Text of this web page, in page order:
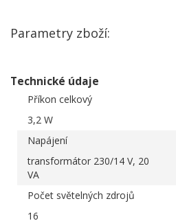
Parametry zboží:
Technické údaje
Příkon celkový
3,2 W
Napájení
transformátor 230/14 V, 20
VA
Počet světelných zdrojů
16